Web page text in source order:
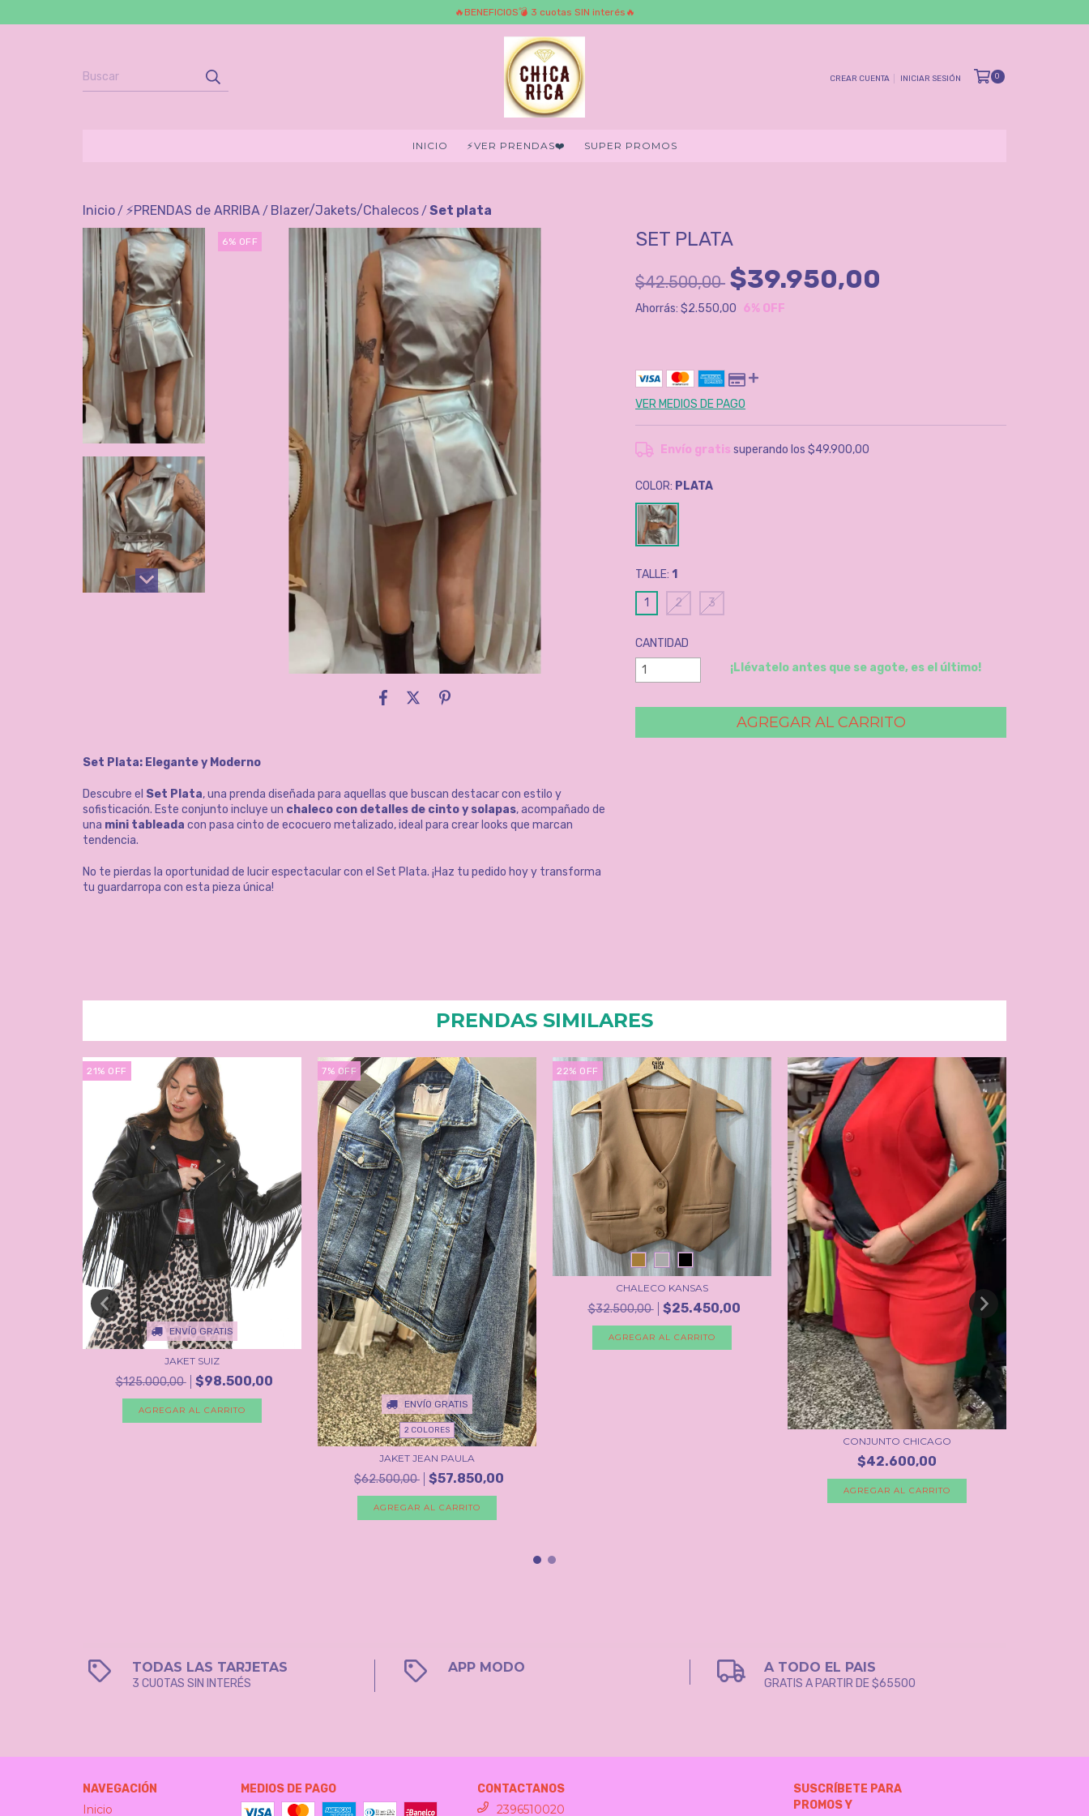
🔥BENEFICIOS💣 3 cuotas SIN interés🔥
CREAR CUENTA INICIAR SESIÓN 0
INICIO ⚡️VER PRENDAS❤️‍ SUPER PROMOS
Inicio/ ⚡️PRENDAS de ARRIBA/ Blazer/Jakets/Chalecos/ Set plata
6% OFF
Set Plata: Elegante y Moderno
Descubre el Set Plata, una prenda diseñada para aquellas que buscan destacar con estilo y
sofisticación. Este conjunto incluye un chaleco con detalles de cinto y solapas, acompañado de
una mini tableada con pasa cinto de ecocuero metalizado, ideal para crear looks que marcan
tendencia.
No te pierdas la oportunidad de lucir espectacular con el Set Plata. ¡Haz tu pedido hoy y transforma
tu guardarropa con esta pieza única!
SET PLATA
$42.500,00 $39.950,00
Ahorrás: $2.550,00 6% OFF
VER MEDIOS DE PAGO
Envío gratis superando los$49.900,00
COLOR: PLATA
TALLE: 1
1 2 3
CANTIDAD
¡Llévatelo antes que se agote, es el último!
PRENDAS SIMILARES
21% OFF
ENVÍO GRATIS
JAKET SUIZ
$125.000,00 $98.500,00
AGREGAR AL CARRITO
7% OFF
ENVÍO GRATIS
2 COLORES
JAKET JEAN PAULA
$62.500,00 $57.850,00
AGREGAR AL CARRITO
22% OFF
CHALECO KANSAS
$32.500,00 $25.450,00
AGREGAR AL CARRITO
CONJUNTO CHICAGO
$42.600,00
AGREGAR AL CARRITO
TODAS LAS TARJETAS
3 CUOTAS SIN INTERÉS
APP MODO A TODO EL PAIS
GRATIS A PARTIR DE $65500
NAVEGACIÓN
Inicio
MEDIOS DE PAGO CONTACTANOS
2396510020
SUSCRÍBETE PARA
PROMOS Y